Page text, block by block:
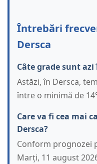
Întrebări
Dersca
Câte grade sunt azi
Astăzi, în Dersca,
între o minimă de
Care va fi cea mai
Dersca?
Conform prognozei
Marți, 11 august